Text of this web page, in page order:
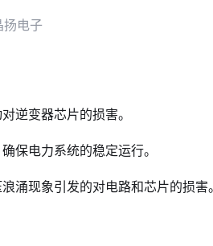
扬电子
逆变器芯片的损害。
保电力系统的稳定运行。
涌现象引 发的对电路和芯片的损害